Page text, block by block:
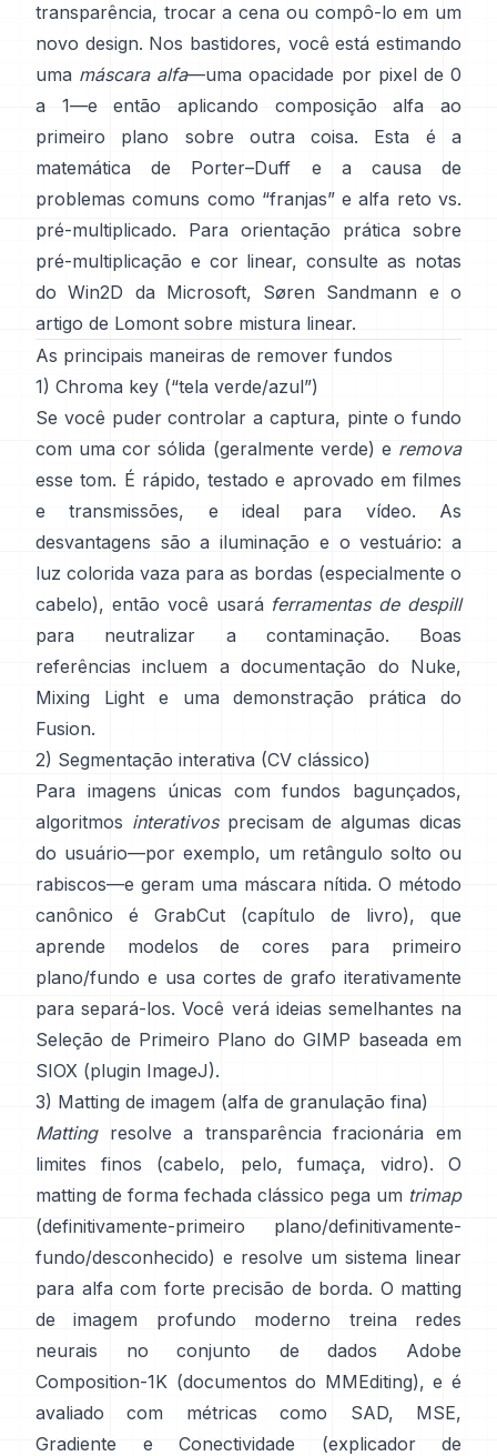
transparência, trocar a cena ou compô-lo em um
novo design. Nos bastidores, você está estimando
uma máscara alfa—uma opacidade por pixel de 0
a 1—e então aplicando composição alfa ao
primeiro plano sobre outra coisa. Esta é a
matemática de Porter–Duff e a causa de
problemas comuns como “franjas” e alfa reto vs.
pré-multiplicado. Para orientação prática sobre
pré-multiplicação e cor linear, consulte as notas
do Win2D da Microsoft, Søren Sandmann e o
artigo de Lomont sobre mistura linear.
As principais maneiras de remover fundos
1) Chroma key (“tela verde/azul”)
Se você puder controlar a captura, pinte o fundo
com uma cor sólida (geralmente verde) e remova
esse tom. É rápido, testado e aprovado em filmes
e transmissões, e ideal para vídeo. As
desvantagens são a iluminação e o vestuário: a
luz colorida vaza para as bordas (especialmente o
cabelo), então você usará ferramentas de despill
para neutralizar a contaminação. Boas
referências incluem a documentação do Nuke,
Mixing Lighte uma demonstração prática do
Fusion.
2) Segmentação interativa (CV clássico)
Para imagens únicas com fundos bagunçados,
algoritmos interativosprecisam de algumas dicas
do usuário—por exemplo, um retângulo solto ou
rabiscos—e geram uma máscara nítida. O método
canônico é
GrabCut (capítulo de livro), que
aprende modelos de cores para primeiro
plano/fundo e usa cortes de grafo iterativamente
para separá-los. Você verá ideias semelhantes na
Seleção de Primeiro Plano do GIMP baseada em
SIOX (plugin ImageJ).
3) Matting de imagem (alfa de granulação fina)
Mattingresolve a transparência fracionária em
limites finos (cabelo, pelo, fumaça, vidro). O
matting de forma fechada clássico pega um trimap
(definitivamente-primeiro plano/definitivamente-
fundo/desconhecido) e resolve um sistema linear
para alfa com forte precisão de borda. O matting
de imagem profundo
moderno treina redes
neurais no conjunto de dados Adobe
Composition-1K (documentos do MMEditing), e é
avaliado com métricas como
SAD, MSE,
Gradiente e Conectividade (explicador de